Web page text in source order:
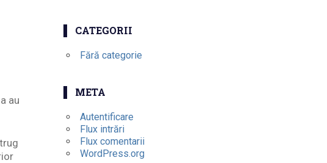
au
CATEGORII
Fără categorie
META
Autentificare
Flux intrări
Flux comentarii
WordPress.org